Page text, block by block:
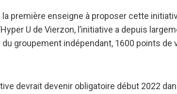
première enseigne à proposer cette
U de Vierzon, l’initiative a depuis
groupement indépendant, 1600 points de
devrait devenir obligatoire début 2022